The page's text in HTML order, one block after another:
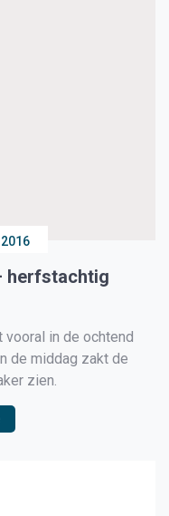
herfstachtig
vooral in de ochtend
de middag zakt de
zien.